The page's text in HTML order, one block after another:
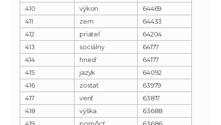
410
výkon
64469
411
zem
64433
412
priateľ
64204
413
sociálny
64177
414
hneď
64177
415
jazyk
64092
416
zostať
63979
417
veriť
63817
418
výška
63688
419
pomôcť 63686